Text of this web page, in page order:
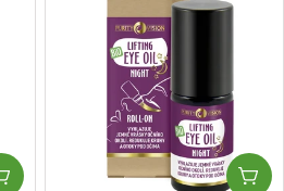
Pridať do košíka